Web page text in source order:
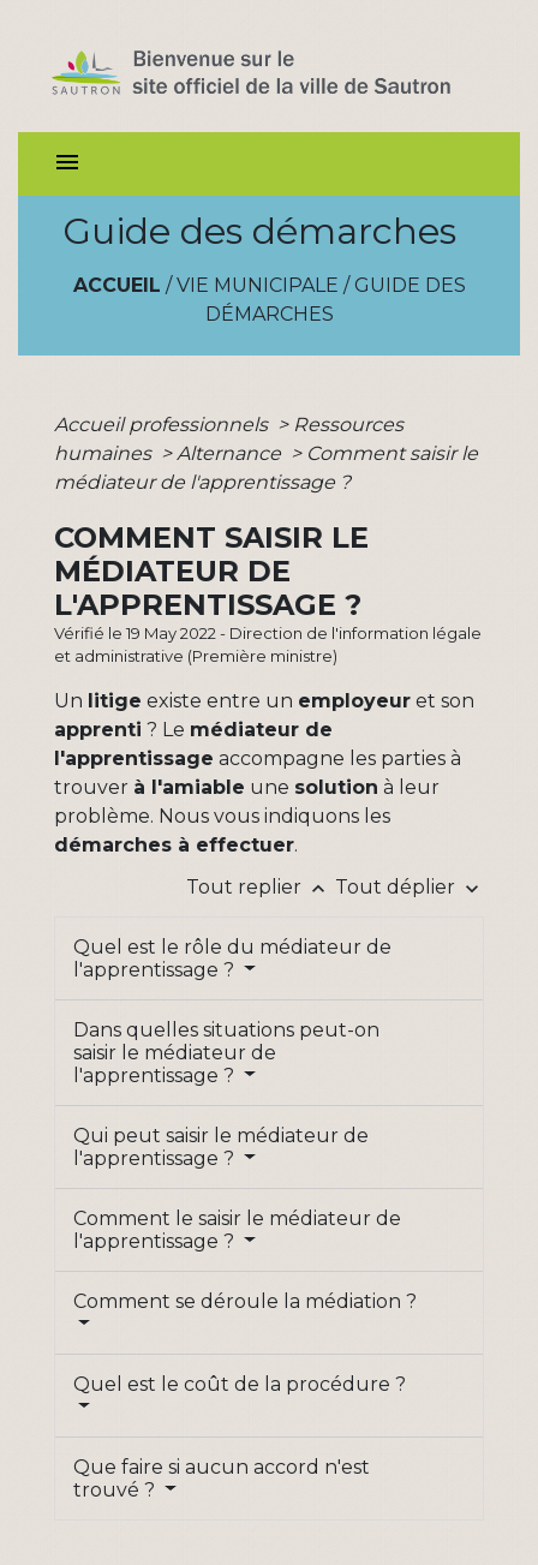
menu
Guide des démarches
ACCUEIL / VIE MUNICIPALE / GUIDE DES
DÉMARCHES
Accueil professionnels > Ressources
humaines > Alternance > Comment saisir le
médiateur de l'apprentissage ?
COMMENT SAISIR LE
MÉDIATEUR DE
L'APPRENTISSAGE ?
Vérifié le 19 May 2022 - Direction de l'information légale
et administrative (Première ministre)
Un litige existe entre un employeur et son
apprenti ? Le médiateur de
l'apprentissage accompagne les parties à
trouver à l'amiable une solution à leur
problème. Nous vous indiquons les
démarches à effectuer.
Tout replier keyboard_arrow_up Tout déplier keyboard_arrow_down
Quel est le rôle du médiateur de
l'apprentissage ?
Dans quelles situations peut-on
saisir le médiateur de
l'apprentissage ?
Qui peut saisir le médiateur de
l'apprentissage ?
Comment le saisir le médiateur de
l'apprentissage ?
Comment se déroule la médiation ?
Quel est le coût de la procédure ?
Que faire si aucun accord n'est
trouvé ?